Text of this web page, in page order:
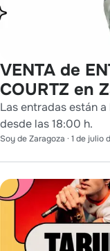
VENTA de
COURTZ en
Las entradas están
desde las 18:00 h.
Soy de Zaragoza · 1 de julio